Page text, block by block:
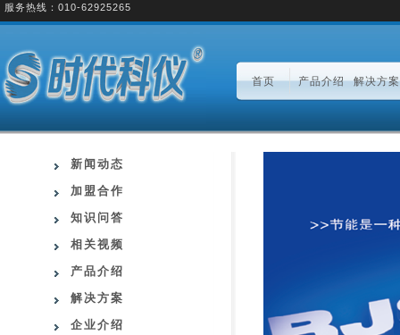
服务热线：010-62925265
首页 产品介绍 解决方案
新闻动态
加盟合作
知识问答
相关视频
产品介绍
解决方案
企业介绍